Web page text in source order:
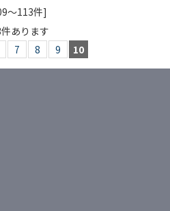
～113件]
件あります
7 8 9 10